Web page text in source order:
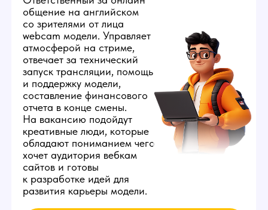
Политика конфиденциальности
Все города Грузии
Все города Казахстана
Города других стран
©️ 2026 Youmaybe | Все права защищены